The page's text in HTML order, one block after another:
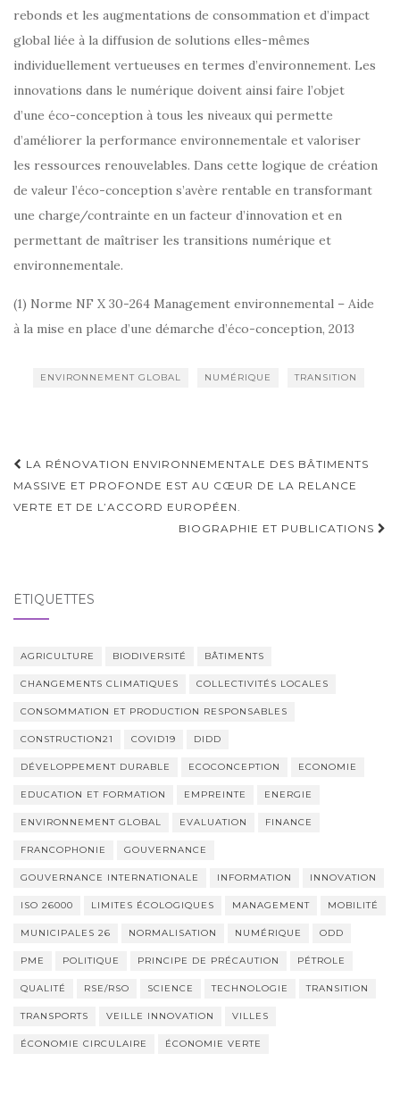
rebonds et les augmentations de consommation et d’impact
global liée à la diffusion de solutions elles-mêmes
individuellement vertueuses en termes d’environnement. Les
innovations dans le numérique doivent ainsi faire l’objet
d’une éco-conception à tous les niveaux qui permette
d’améliorer la performance environnementale et valoriser
les ressources renouvelables. Dans cette logique de création
de valeur l’éco-conception s’avère rentable en transformant
une charge/contrainte en un facteur d’innovation et en
permettant de maîtriser les transitions numérique et
environnementale.
(1) Norme NF X 30-264 Management environnemental – Aide
à la mise en place d’une démarche d’éco-conception, 2013
ENVIRONNEMENT GLOBAL NUMÉRIQUE TRANSITION
Navigation
d'article
LA RÉNOVATION ENVIRONNEMENTALE DES BÂTIMENTS
MASSIVE ET PROFONDE EST AU CŒUR DE LA RELANCE
VERTE ET DE L’ACCORD EUROPÉEN.
BIOGRAPHIE ET PUBLICATIONS
ÉTIQUETTES
AGRICULTURE BIODIVERSITÉ BÂTIMENTS
CHANGEMENTS CLIMATIQUES COLLECTIVITÉS LOCALES
CONSOMMATION ET PRODUCTION RESPONSABLES
CONSTRUCTION21 COVID19 DIDD
DÉVELOPPEMENT DURABLE ECOCONCEPTION ECONOMIE
EDUCATION ET FORMATION EMPREINTE ENERGIE
ENVIRONNEMENT GLOBAL EVALUATION FINANCE
FRANCOPHONIE GOUVERNANCE
GOUVERNANCE INTERNATIONALE INFORMATION INNOVATION
ISO 26000 LIMITES ÉCOLOGIQUES MANAGEMENT MOBILITÉ
MUNICIPALES 26 NORMALISATION NUMÉRIQUE ODD
PME POLITIQUE PRINCIPE DE PRÉCAUTION PÉTROLE
QUALITÉ RSE/RSO SCIENCE TECHNOLOGIE TRANSITION
TRANSPORTS VEILLE INNOVATION VILLES
ÉCONOMIE CIRCULAIRE ÉCONOMIE VERTE